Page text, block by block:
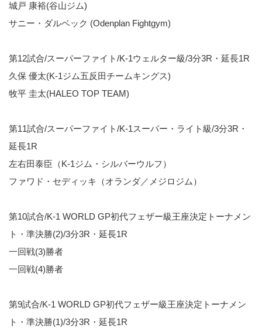
城戸 康裕(谷山ジム)
サニー・ダルベック (Odenplan Fightgym)
第12試合/スーパーファイト/K-1ウェルター級/3分3R・延長1R
久保 優太(K-1ジム五反田チームキングス)
牧平 圭太(HALEO TOP TEAM)
第11試合/スーパーファイト/K-1スーパー・ライト級/3分3R・
延長1R
左右田泰臣（K-1ジム・シルバーウルフ）
ファワド・セディッキ（オランダ／メジロジム）
第10試合/K-1 WORLD GP初代フェザー級王座決定トーナメン
ト・準決勝(2)/3分3R・延長1R
一回戦(3)勝者
一回戦(4)勝者
第9試合/K-1 WORLD GP初代フェザー級王座決定トーナメン
ト・準決勝(1)/3分3R・延長1R